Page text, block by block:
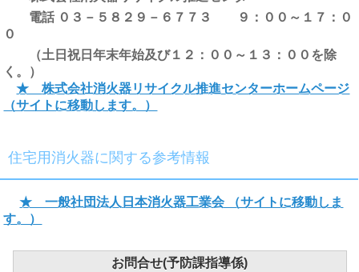
電話 ０３－５８２９－６７７３ ９：００～１７：０
（土日祝日年末年始及び１２：００～１３：００を除
く。）
★株式会社消火器リサイクル推進センターホームページ
（サイトに移動します。）
住宅用消火器に関する参考情報
★ 一般社団法人日本消火器工業会 （サイトに移動しま
す。）
お問合せ(予防課指導係)